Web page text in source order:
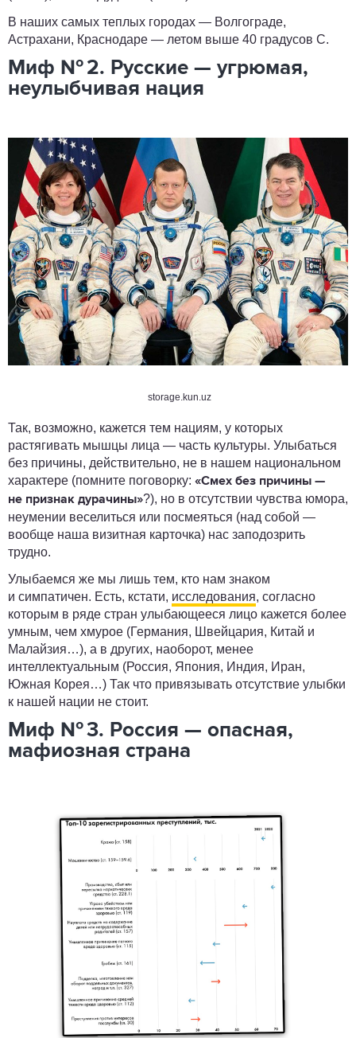
В наших самых теплых городах — Волгограде,
Астрахани, Краснодаре — летом выше 40 градусов С.
Миф № 2. Русские — угрюмая,
неулыбчивая нация
storage.kun.uz
Так, возможно, кажется тем нациям, у которых
растягивать мышцы лица — часть культуры. Улыбаться
без причины, действительно, не в нашем национальном
характере (помните поговорку: «Смех без причины —
не признак дурачины»?), но в отсутствии чувства юмора,
неумении веселиться или посмеяться (над собой —
вообще наша визитная карточка) нас заподозрить
трудно.
Улыбаемся же мы лишь тем, кто нам знаком
и симпатичен. Есть, кстати, исследования, согласно
которым в ряде стран улыбающееся лицо кажется более
умным, чем хмурое (Германия, Швейцария, Китай и
Малайзия…), а в других, наоборот, менее
интеллектуальным (Россия, Япония, Индия, Иран,
Южная Корея…) Так что привязывать отсутствие улыбки
к нашей нации не стоит.
Миф № 3. Россия — опасная,
мафиозная страна